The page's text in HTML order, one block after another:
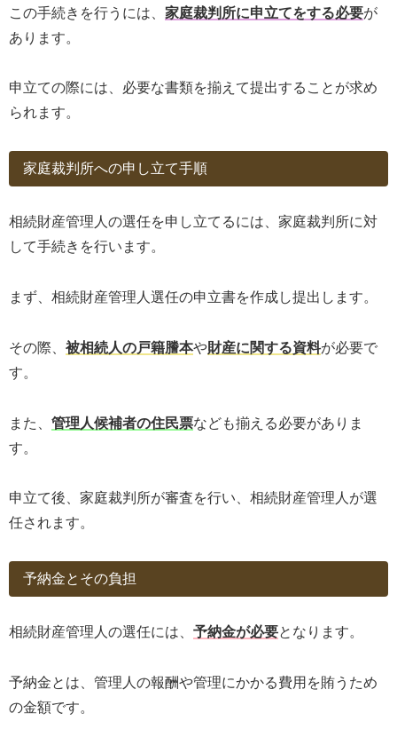
この手続きを行うには、 家庭裁判所に申立てをする必要が
あります。
申立ての際には、必要な書類を揃えて提出することが求め
られます。
家庭裁判所への申し立て手順
相続財産管理人の選任を申し立てるには、家庭裁判所に対
して手続きを行います。
まず、相続財産管理人選任の申立書を作成し提出します。
その際、 被相続人の戸籍謄本や財産に関する資料が必要で
す。
また、 管理人候補者の住民票なども揃える必要がありま
す。
申立て後、家庭裁判所が審査を行い、相続財産管理人が選
任されます。
予納金とその負担
相続財産管理人の選任には、 予納金が必要となります。
予納金とは、管理人の報酬や管理にかかる費用を賄うため
の金額です。